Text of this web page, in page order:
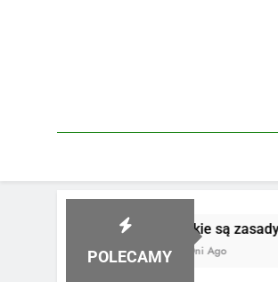
POLECAMY
Jakie są zasady
4 Dni Ago